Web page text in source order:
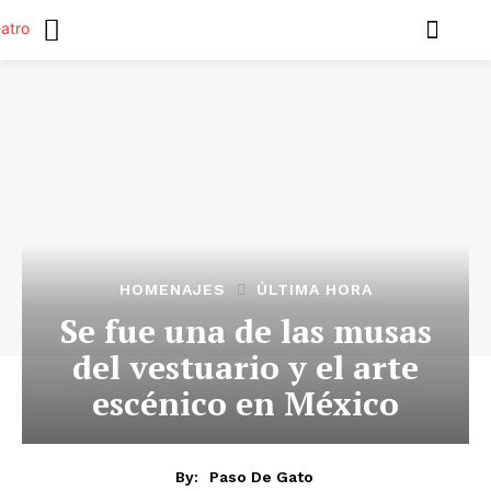
HOMENAJES ÚLTIMA HORA
Se fue una de las musas
del vestuario y el arte
escénico en México
By: Paso De Gato